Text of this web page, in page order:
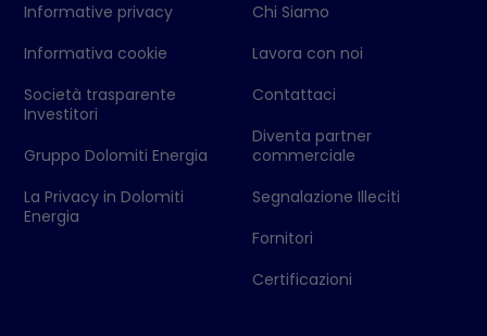
Informative privacy
Informativa cookie
Società trasparente
Investitori
Gruppo Dolomiti Energia
La Privacy in Dolomiti
Energia
Chi Siamo
Lavora con noi
Contattaci
Diventa partner
commerciale
Segnalazione Illeciti
Fornitori
Certificazioni